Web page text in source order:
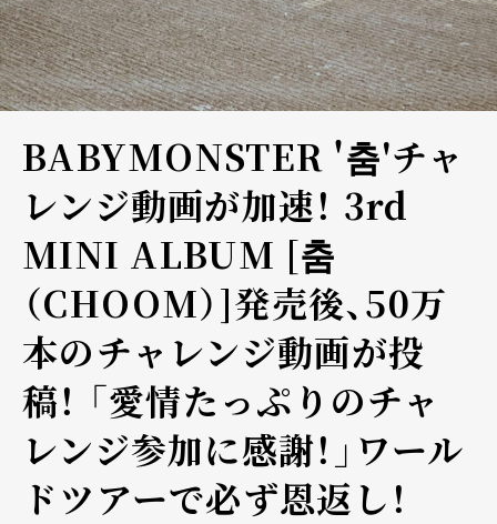
BABYMONSTER '춤'チャ
レンジ動画が加速！ 3rd
MINI ALBUM [춤
（CHOOM）]発売後、50万
本のチャレンジ動画が投
稿！ 「愛情たっぷりのチャ
レンジ参加に感謝！」ワール
ドツアーで必ず恩返し！